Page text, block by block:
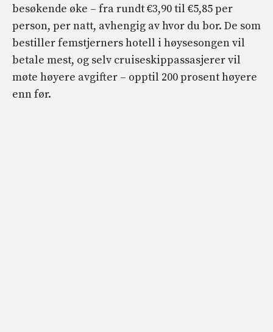
besøkende øke – fra rundt€3,90 til €5,85per
person, per natt, avhengig av hvor du bor. De som
bestiller femstjerners hotell i høysesongen vil
betale mest, og selv cruiseskippassasjerer vil
møte høyere avgifter – opptil 200 prosent høyere
enn før.